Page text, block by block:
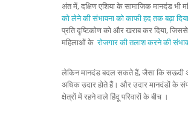
अंत में, दक्षिण एशिया के सामाजिक मानदंड
को लेने की संभावना को काफी हद तक बढ़ा
प्रति दृष्टिकोण को और खराब कर दिया,
महिलाओं केरोजगार की तलाश करने की
लेकिन मानदंड बदल सकते हैं, जैसा कि
अधिक उदार होते हैं। और उदार मानदंडों के
क्षेत्रों में रहने वाले हिंदू परिवारों के बीच ।